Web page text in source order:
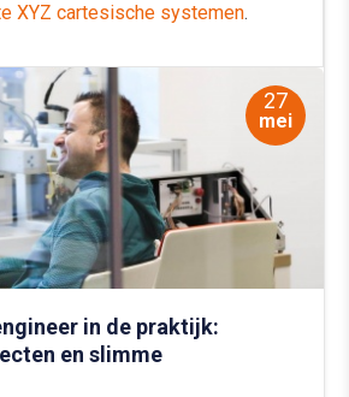
XYZ cartesische systemen.
27
mei
in de praktijk:
en slimme